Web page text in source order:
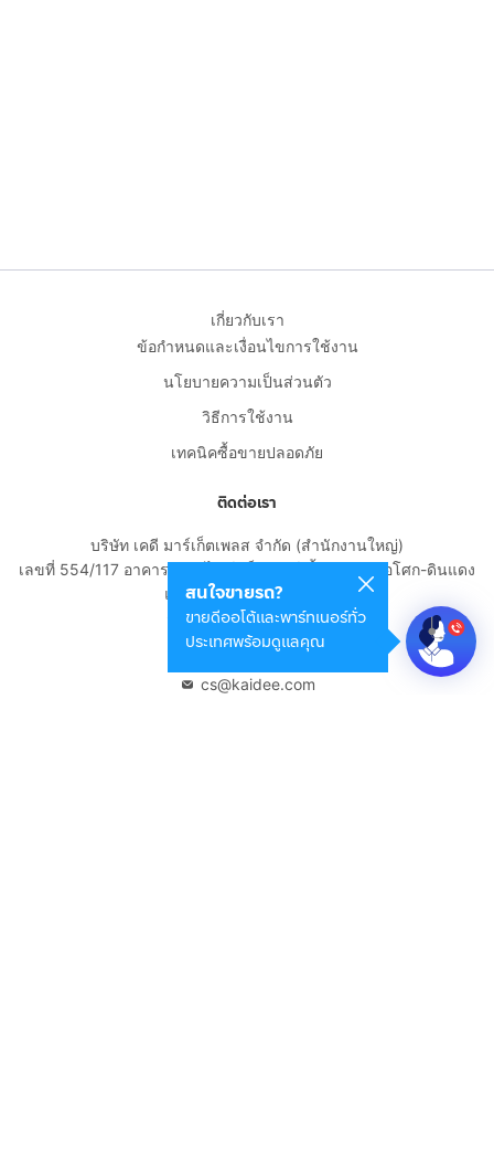
สนใจขายรถ?
ขายดีออโต้และพาร์ทเนอร์ทั่ว
ประเทศพร้อมดูแลคุณ
เกี่ยวกับเรา
ข้อกำหนดและเงื่อนไขการใช้งาน
นโยบายความเป็นส่วนตัว
วิธีการใช้งาน
เทคนิคซื้อขายปลอดภัย
ติดต่อเรา
บริษัท เคดี มาร์เก็ตเพลส จำกัด (สำนักงานใหญ่)
เลขที่ 554/117 อาคารสกายไนน์ เซ็นเตอร์ ชั้น 22 ถนนอโศก-ดินแดง
แขวงดินแดง เขตดินแดง
กรุงเทพมหานคร 10400
cs@kaidee.com